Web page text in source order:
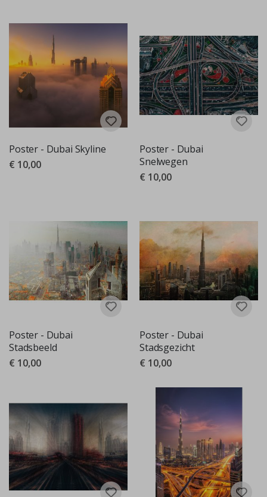
Poster - Dubai Skyline
€ 10,00
Poster - Dubai
Snelwegen
€ 10,00
Poster - Dubai
Stadsbeeld
€ 10,00
Poster - Dubai
Stadsgezicht
€ 10,00